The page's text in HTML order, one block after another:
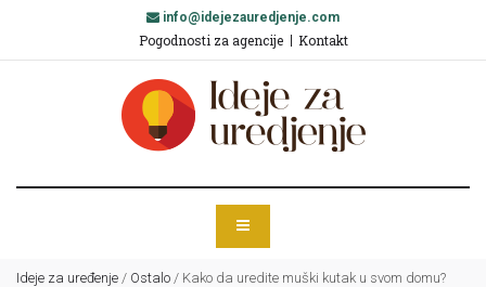
info@idejezauredjenje.com
Pogodnosti za agencije Kontakt
Ideje za uređenje / Ostalo / Kako da uredite muški kutak u svom domu?